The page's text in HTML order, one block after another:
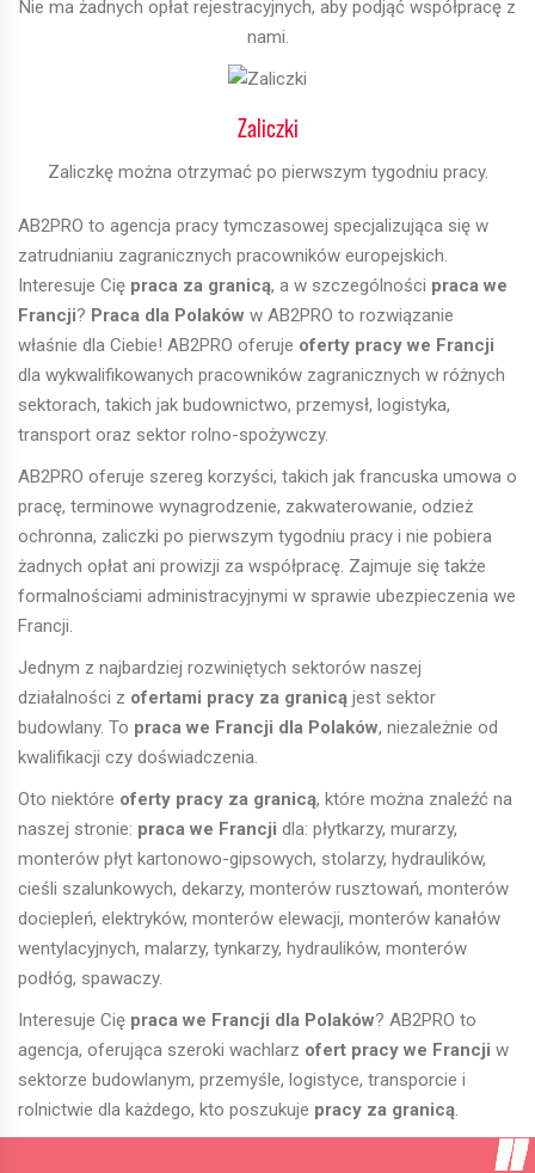
Nie ma żadnych opłat rejestracyjnych, aby podjąć współpracę z
nami.
Zaliczki
Zaliczkę można otrzymać po pierwszym tygodniu pracy.
AB2PRO to agencja pracy tymczasowej specjalizująca się w
zatrudnianiu zagranicznych pracowników europejskich.
Interesuje Cię praca za granicą, a w szczególności praca we
Francji? Praca dla Polaków w AB2PRO to rozwiązanie
właśnie dla Ciebie! AB2PRO oferuje oferty pracy we Francji
dla wykwalifikowanych pracowników zagranicznych w różnych
sektorach, takich jak budownictwo, przemysł, logistyka,
transport oraz sektor rolno-spożywczy.
AB2PRO oferuje szereg korzyści, takich jak francuska umowa o
pracę, terminowe wynagrodzenie, zakwaterowanie, odzież
ochronna, zaliczki po pierwszym tygodniu pracy i nie pobiera
żadnych opłat ani prowizji za współpracę. Zajmuje się także
formalnościami administracyjnymi w sprawie ubezpieczenia we
Francji.
Jednym z najbardziej rozwiniętych sektorów naszej
działalności z ofertami pracy za granicą jest sektor
budowlany. To praca we Francji dla Polaków, niezależnie od
kwalifikacji czy doświadczenia.
Oto niektóre oferty pracy za granicą, które można znaleźć na
naszej stronie: praca we Francji dla: płytkarzy, murarzy,
monterów płyt kartonowo-gipsowych, stolarzy, hydraulików,
cieśli szalunkowych, dekarzy, monterów rusztowań, monterów
dociepleń, elektryków, monterów elewacji, monterów kanałów
wentylacyjnych, malarzy, tynkarzy, hydraulików, monterów
podłóg, spawaczy.
Interesuje Cię praca we Francji dla Polaków? AB2PRO to
agencja, oferująca szeroki wachlarz ofert pracy we Francji w
sektorze budowlanym, przemyśle, logistyce, transporcie i
rolnictwie dla każdego, kto poszukuje pracy za granicą.